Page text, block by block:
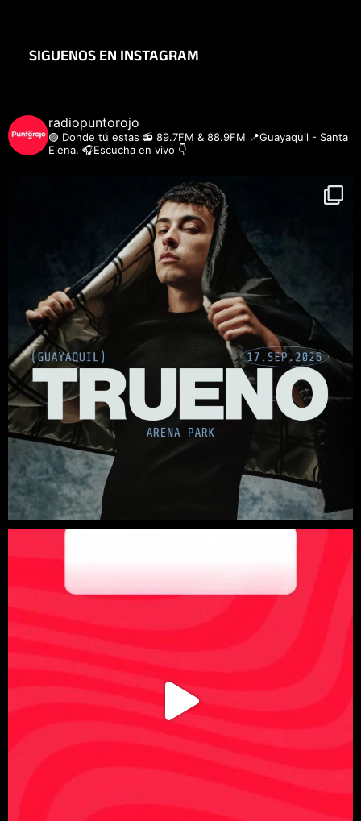
SIGUENOS EN INSTAGRAM
radiopuntorojo
🟣 Donde tú estas 📻 89.7FM & 88.9FM 📍Guayaquil - Santa
Elena. 🎧Escucha en vivo 👇